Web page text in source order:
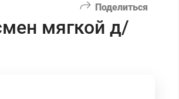
Поделиться
мягкой д/